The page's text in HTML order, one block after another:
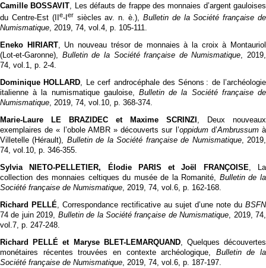
Camille BOSSAVIT , Les défauts de frappe des monnaies d’argent gauloises
du Centre-Est (II
e-I er siècles av. n. è.), Bulletin de la Société française de
Numismatique, 2019, 74, vol.4, p. 105‑111.
Eneko HIRIART, Un nouveau trésor de monnaies à la croix à Montauriol
(Lot-et-Garonne), Bulletin de la Société française de Numismatique, 2019,
74, vol.1, p. 2‑4.
Dominique HOLLARD, Le cerf androcéphale des Sénons : de l’archéologie
italienne à la numismatique gauloise, Bulletin de la Société française de
Numismatique, 2019, 74, vol.10, p. 368‑374.
Marie-Laure LE BRAZIDEC et Maxime SCRINZI , Deux nouveaux
exemplaires de « l’obole AMBR » découverts sur l’oppidumd’Ambrussumà
Villetelle (Hérault), Bulletin de la Société française de Numismatique, 2019,
74, vol.10, p. 346‑355.
Sylvia NIETO-PELLETIER, Élodie PARIS et Joël FRANÇOISE, La
collection des monnaies celtiques du musée de la Romanité, Bulletin de la
Société française de Numismatique, 2019, 74, vol.6, p. 162‑168.
Richard PELLÉ, Correspondance rectificative au sujet d’une note du BSFN
74 de juin 2019, Bulletin de la Société française de Numismatique, 2019, 74,
vol.7, p. 247‑248.
Richard PELLÉ et Maryse BLET-LEMARQUAND, Quelques découvertes
monétaires récentes trouvées en contexte archéologique, Bulletin de la
Société française de Numismatique, 2019, 74, vol.6, p. 187‑197.